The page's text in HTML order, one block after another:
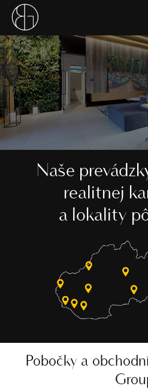
Naše
realitnej
a lokality
Pobočky a